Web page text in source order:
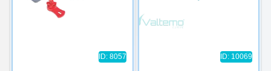
ID: 8057 ID: 10069